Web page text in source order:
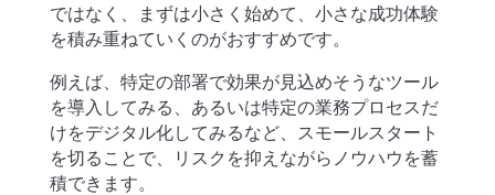
ではなく、まずは小さく始めて、小さな成功体験
を積み重ねていくのがおすすめです。
例えば、特定の部署で効果が見込めそうなツール
を導入してみる、あるいは特定の業務プロセスだ
けをデジタル化してみるなど、スモールスタート
を切ることで、リスクを抑えながらノウハウを蓄
積できます。